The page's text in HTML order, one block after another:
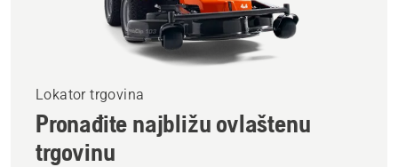
Lokator trgovina
Pronađite najbližu ovlaštenu
trgovinu